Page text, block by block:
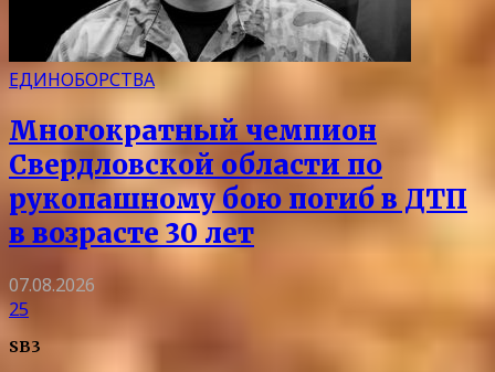
ЕДИНОБОРСТВА
Многократный чемпион
Свердловской области по
рукопашному бою погиб в ДТП
в возрасте 30 лет
07.08.2026
25
SB3